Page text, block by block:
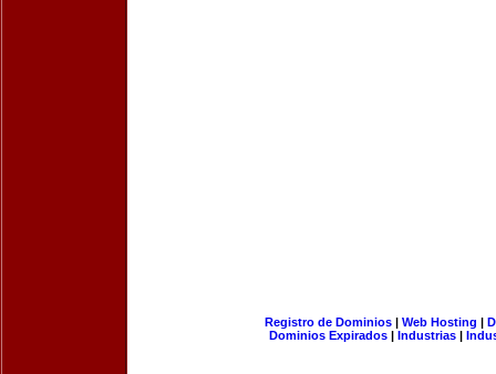
Registro de Dominios| Web Hosting |
Dominios Expirados | Industrias |